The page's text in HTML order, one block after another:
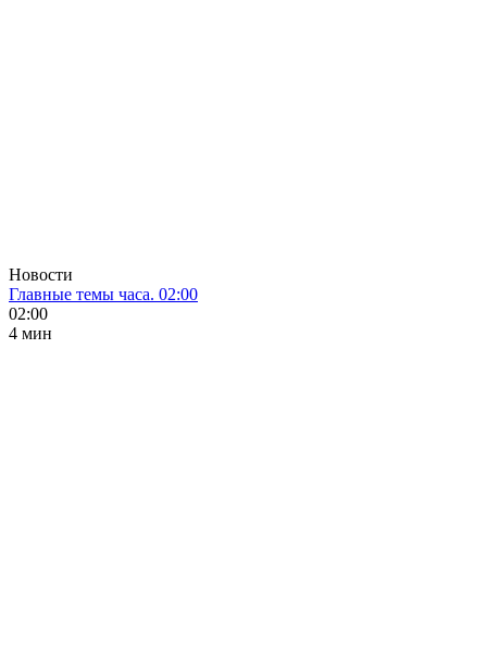
Новости
Главные темы часа. 02:00
02:00
4 мин